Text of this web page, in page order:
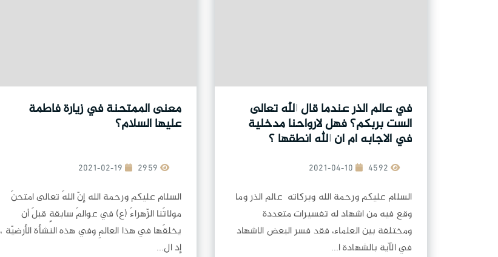
في عالم الذر عندما قال الله تعالى
الست بربكم؟ فهل لارواحنا مدخلية
في الاجابه ام ان الله انطقها ؟
2021-04-10
السلام عليكم ورحمة الله وبركاته عالم الذر وما
وقع فيه من اشهاد له تفسيرات متعددة
ومختلفة بين العلماء، فقد فسر البعض الاشهاد
في الآية بالشهادة ا...
معنى الممتحنة في زيارة فاطمة
عليها السلام؟
2021-02-19
السلام عليكم ورحمة الله إنّ اللهَ تعالى امتحنَ
مولاتَنا الزّهراءَ (ع) في عوالمَ سابقةٍ قبلَ أن
يخلقَها في هذا العالمِ وفي هذه النشأة الأرضيّة ،
إذ ال...